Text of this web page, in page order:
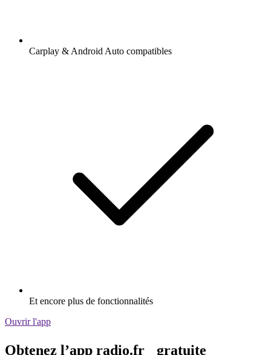
Carplay & Android Auto compatibles
Et encore plus de fonctionnalités
Ouvrir l'app
Obtenez l’app radio.fr gratuite